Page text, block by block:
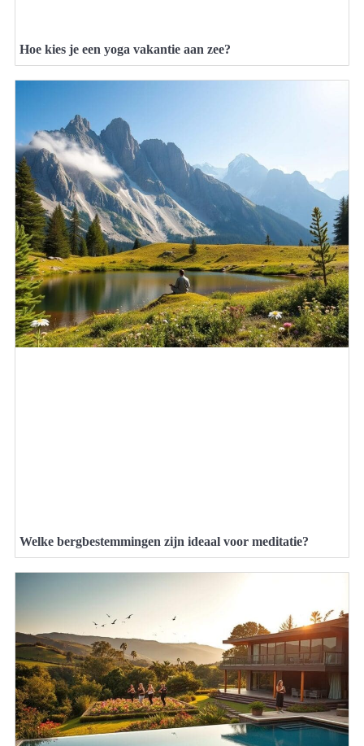
Hoe kies je een yoga vakantie aan zee?
Welke bergbestemmingen zijn ideaal voor meditatie?